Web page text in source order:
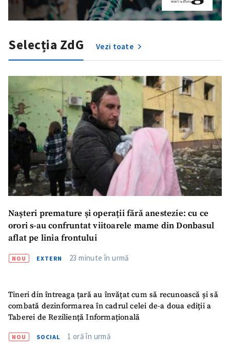
Selecția ZdG Vezi toate
Nașteri premature și operații fără anestezie: cu ce
orori s-au confruntat viitoarele mame din Donbasul
aflat pe linia frontului
NOU EXTERN 23 minute în urmă
Tineri din întreaga țară au învățat cum să recunoască și să
combată dezinformarea în cadrul celei de-a doua ediții a
Taberei de Reziliență Informațională
NOU SOCIAL 1 oră în urmă